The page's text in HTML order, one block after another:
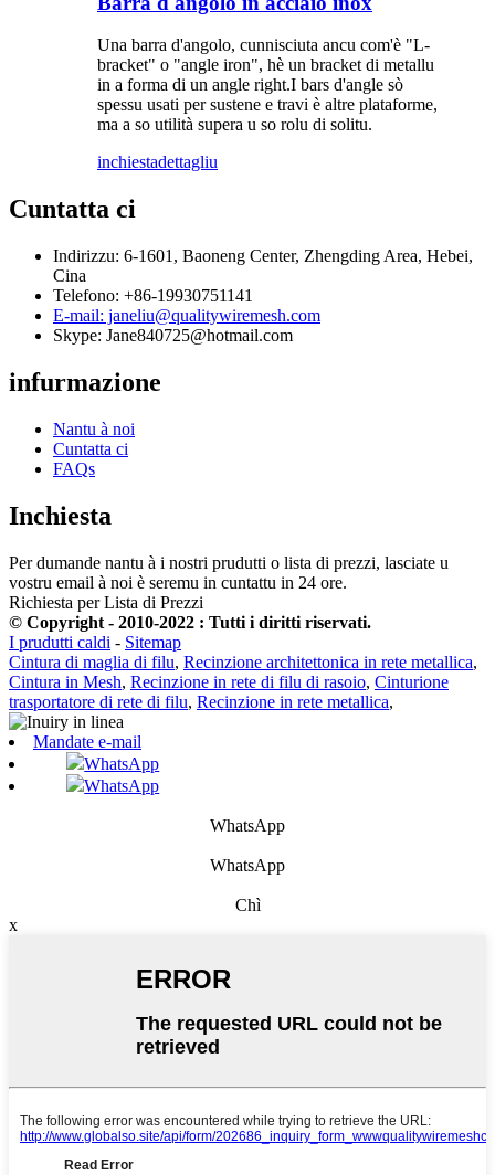
Una barra d'angolo, cunnisciuta ancu com'è "L-
bracket" o "angle iron", hè un bracket di metallu
in a forma di un angle right.I bars d'angle sò
spessu usati per sustene e travi è altre plataforme,
ma a so utilità supera u so rolu di solitu.
inchiestadettagliu
Cuntatta ci
Indirizzu: 6-1601, Baoneng Center, Zhengding Area, Hebei,
Cina
Telefono: +86-19930751141
E-mail: janeliu@qualitywiremesh.com
Skype: Jane840725@hotmail.com
infurmazione
Nantu à noi
Cuntatta ci
FAQs
Inchiesta
Per dumande nantu à i nostri prudutti o lista di prezzi, lasciate u
vostru email à noi è seremu in cuntattu in 24 ore.
Richiesta per Lista di Prezzi
© Copyright - 2010-2022 : Tutti i diritti riservati.
I prudutti caldi - Sitemap
Cintura di maglia di filu, Recinzione architettonica in rete metallica,
Cintura in Mesh, Recinzione in rete di filu di rasoio, Cinturione
trasportatore di rete di filu, Recinzione in rete metallica,
Mandate e-mail
WhatsApp
WhatsApp
WhatsApp
WhatsApp
Chì
x